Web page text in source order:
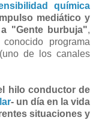
química
mediático y
"Gente burbuja",
programa
de los canales
hilo conductor de
- un día en la vida
situaciones y